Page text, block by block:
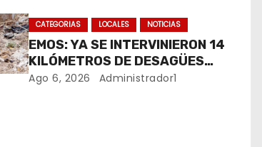
CATEGORIAS LOCALES NOTICIAS
EMOS: YA SE INTERVINIERON 14
KILÓMETROS DE DESAGÜES
PLUVIALES
Ago 6, 2026 Administrador1